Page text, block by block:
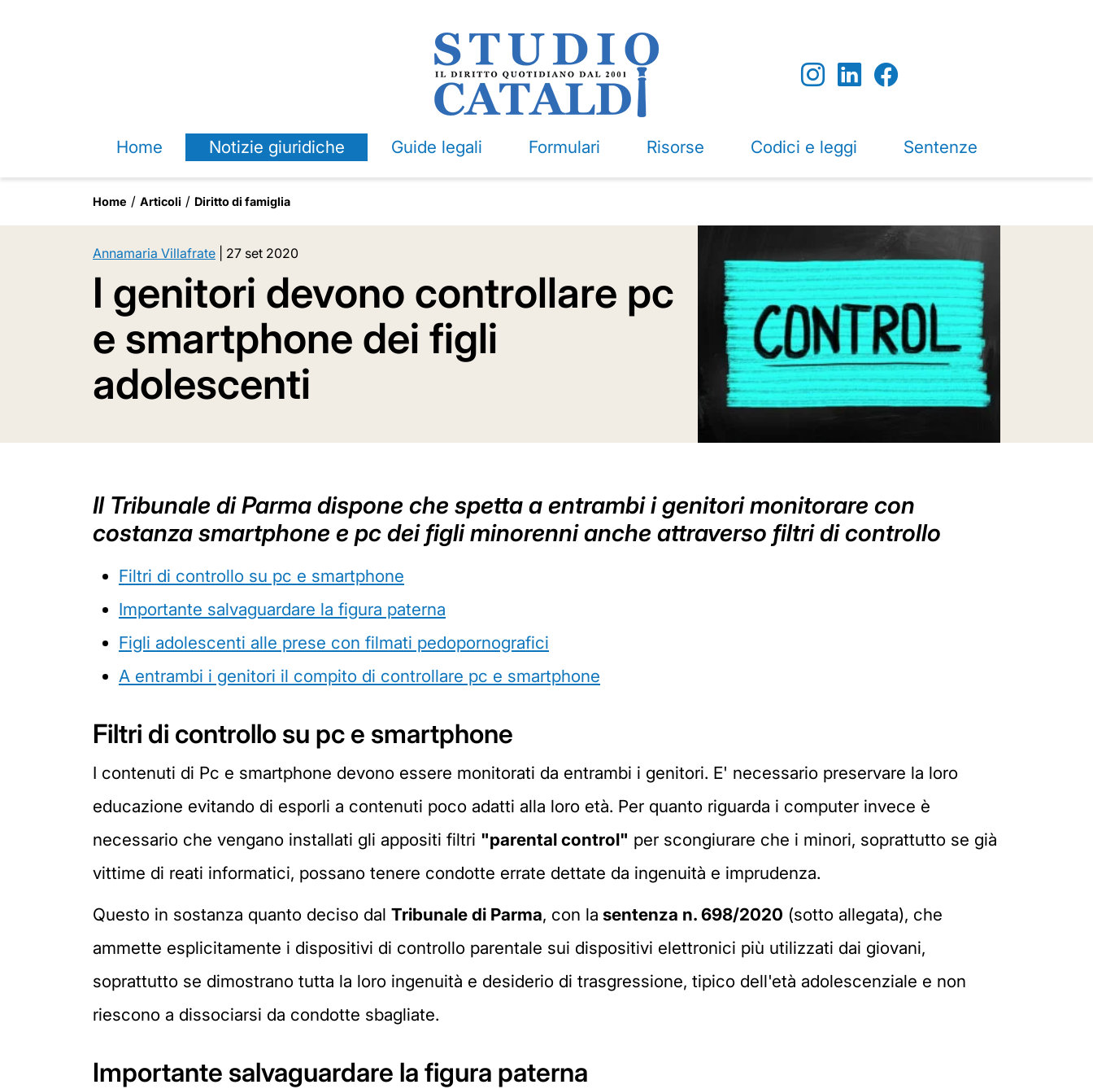
Home Notizie giuridiche Guide legali Formulari Risorse Codici e leggi Sentenze
Home Articoli Diritto di famiglia
Annamaria Villafrate 27 set 2020
I genitori devono controllare pc
e smartphone dei figli
adolescenti
Il Tribunale di Parma dispone che spetta a entrambi i genitori monitorare con
costanza smartphone e pc dei figli minorenni anche attraverso filtri di controllo
Filtri di controllo su pc e smartphone
Importante salvaguardare la figura paterna
Figli adolescenti alle prese con filmati pedopornografici
A entrambi i genitori il compito di controllare pc e smartphone
Filtri di controllo su pc e smartphone
I contenuti di Pc e smartphone devono essere monitorati da entrambi i genitori. E' necessario preservare la loro
educazione evitando di esporli a contenuti poco adatti alla loro età. Per quanto riguarda i computer invece è
necessario che vengano installati gli appositi filtri "parental control" per scongiurare che i minori, soprattutto se già
vittime di reati informatici, possano tenere condotte errate dettate da ingenuità e imprudenza.
Questo in sostanza quanto deciso dal Tribunale di Parma, con la sentenza n. 698/2020 (sotto allegata), che
ammette esplicitamente i dispositivi di controllo parentale sui dispositivi elettronici più utilizzati dai giovani,
soprattutto se dimostrano tutta la loro ingenuità e desiderio di trasgressione, tipico dell'età adolescenziale e non
riescono a dissociarsi da condotte sbagliate.
Importante salvaguardare la figura paterna